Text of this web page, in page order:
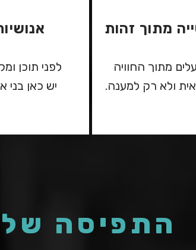
מתוך זהות
מתוך החוויה
ולא רק למענה.
לפני תוכן
יש כאן בני
התפיסה